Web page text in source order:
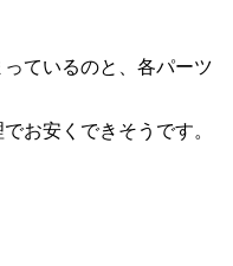
ているのと、各パーツ
お安くできそうです。